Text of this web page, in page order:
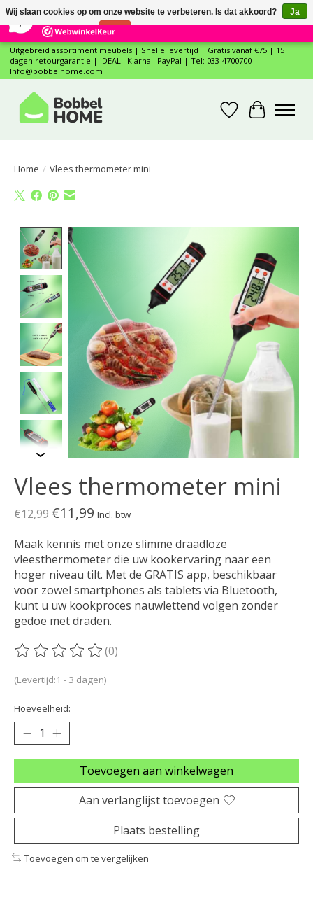
12 Reviews ×
Uitgebreid assortiment meubels | Snelle levertijd | Gratis vanaf €75 | 15
dagen retourgarantie | iDEAL · Klarna · PayPal | Tel: 033-4700700 |
Info@bobbelhome.com
Verlanglijst
Home / Vlees thermometer mini
Product image slideshow Items
Vlees thermometer mini
€12,99 €11,99 Incl. btw
Maak kennis met onze slimme draadloze
vleesthermometer die uw kookervaring naar een
hoger niveau tilt. Met de GRATIS app, beschikbaar
voor zowel smartphones als tablets via Bluetooth,
kunt u uw kookproces nauwlettend volgen zonder
gedoe met draden.
De beoordeling van dit product is
(0)
(Levertijd:1 - 3 dagen)
Hoeveelheid:
Toevoegen aan winkelwagen
Aan verlanglijst toevoegen
Plaats bestelling
Toevoegen om te vergelijken
Wij slaan cookies op om onze website te verbeteren. Is dat akkoord?
Ja
Nee